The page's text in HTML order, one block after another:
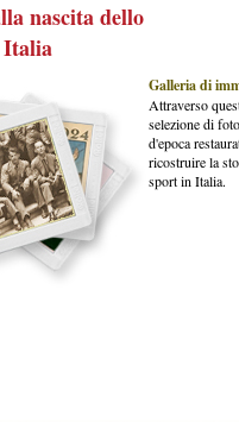
nascita dello
Galleria di
Attraverso
selezione di
d'epoca
ricostruire la
sport in Italia.